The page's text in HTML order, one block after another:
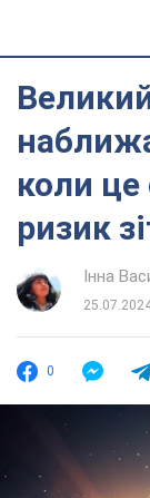
коли це
ризик
Інна
0